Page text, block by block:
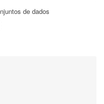
de dados